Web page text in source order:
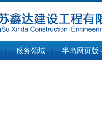
服务领域 半岛网页版